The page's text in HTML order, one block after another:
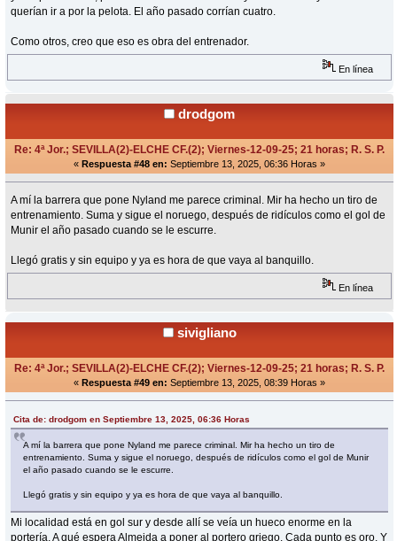
querían ir a por la pelota. El año pasado corrían cuatro.
Como otros, creo que eso es obra del entrenador.
En línea
drodgom
Re: 4ª Jor.; SEVILLA(2)-ELCHE CF.(2); Viernes-12-09-25; 21 horas; R. S. P.
« Respuesta #48 en: Septiembre 13, 2025, 06:36 Horas »
A mí la barrera que pone Nyland me parece criminal. Mir ha hecho un tiro de
entrenamiento. Suma y sigue el noruego, después de ridículos como el gol de
Munir el año pasado cuando se le escurre.
Llegó gratis y sin equipo y ya es hora de que vaya al banquillo.
En línea
sivigliano
Re: 4ª Jor.; SEVILLA(2)-ELCHE CF.(2); Viernes-12-09-25; 21 horas; R. S. P.
« Respuesta #49 en: Septiembre 13, 2025, 08:39 Horas »
Cita de: drodgom en Septiembre 13, 2025, 06:36 Horas
A mí la barrera que pone Nyland me parece criminal. Mir ha hecho un tiro de
entrenamiento. Suma y sigue el noruego, después de ridículos como el gol de Munir
el año pasado cuando se le escurre.
Llegó gratis y sin equipo y ya es hora de que vaya al banquillo.
Mi localidad está en gol sur y desde allí se veía un hueco enorme en la
portería. A qué espera Almeida a poner al portero griego. Cada punto es oro. Y